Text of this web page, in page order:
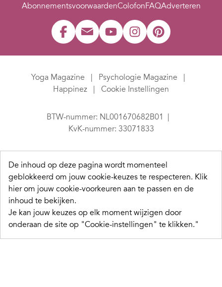
AbonnementsvoorwaardenColofonFAQAdverteren
Yoga Magazine
Psychologie Magazine
Happinez
Cookie Instellingen
BTW-nummer: NL001670682B01
KvK-nummer: 33071833
De inhoud op deze pagina wordt momenteel
geblokkeerd om jouw cookie-keuzes te respecteren. Klik
hier om jouw cookie-voorkeuren aan te passen en de
inhoud te bekijken.
Je kan jouw keuzes op elk moment wijzigen door
onderaan de site op "Cookie-instellingen" te klikken."